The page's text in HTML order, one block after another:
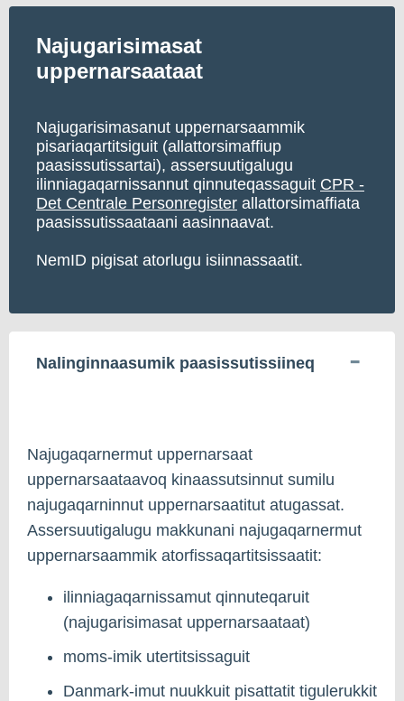
Najugarisimasat
uppernarsaataat
Najugarisimasanut uppernarsaammik
pisariaqartitsiguit (allattorsimaffiup
paasissutissartai), assersuutigalugu
ilinniagaqarnissannut qinnuteqassaguit CPR -
Det Centrale Personregister allattorsimaffiata
paasissutissaataani aasinnaavat.
NemID pigisat atorlugu isiinnassaatit.
Nalinginnaasumik paasissutissiineq
Najugaqarnermut uppernarsaat
uppernarsaataavoq kinaassutsinnut sumilu
najugaqarninnut uppernarsaatitut atugassat.
Assersuutigalugu makkunani najugaqarnermut
uppernarsaammik atorfissaqartitsissaatit:
ilinniagaqarnissamut qinnuteqaruit
(najugarisimasat uppernarsaataat)
moms-imik utertitsissaguit
Danmark-imut nuukkuit pisattatit tigulerukkit